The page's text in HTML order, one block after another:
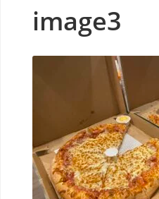
image3